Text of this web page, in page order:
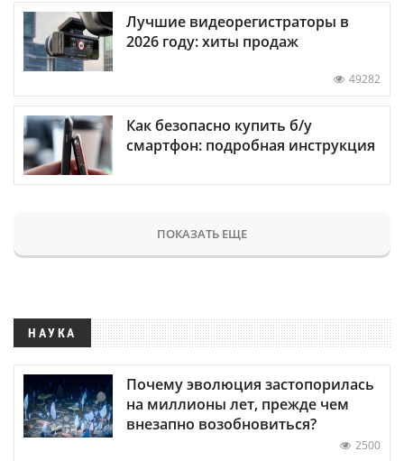
Лучшие видеорегистраторы в
2026 году: хиты продаж
49282
Как безопасно купить б/у
смартфон: подробная инструкция
ПОКАЗАТЬ ЕЩЕ
НАУКА
Почему эволюция застопорилась
на миллионы лет, прежде чем
внезапно возобновиться?
2500